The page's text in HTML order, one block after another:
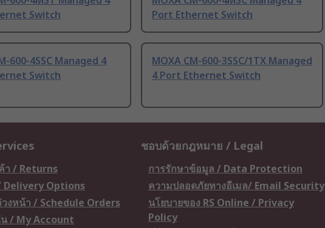
Switch
Port Ethernet Switch
600-4SSC Managed 4
Switch
MOXA CM-600-3SSC/1TX Managed
4 Port Ethernet Switch
า / Returns
Delivery Options
งหน้า / Schedule Orders
/ My Account
ชอบด้วยกฎหมาย / Legal
การรักษาข้อมูล / Data Protection
ความปลอดภัยทางอีเมล/ Email Security
นโยบายของ RS Online / Privacy
Policy